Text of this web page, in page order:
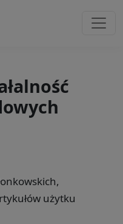
użytku